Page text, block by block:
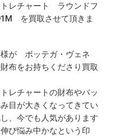
レチャート ラウンドフ
を買取させて頂きま
が ボッテガ・ヴェネ
布をお持ちくださり買取
レチャートの財布やバッ
目が大きくなってきてい
、今でも人気があります
び悩み中かなという印